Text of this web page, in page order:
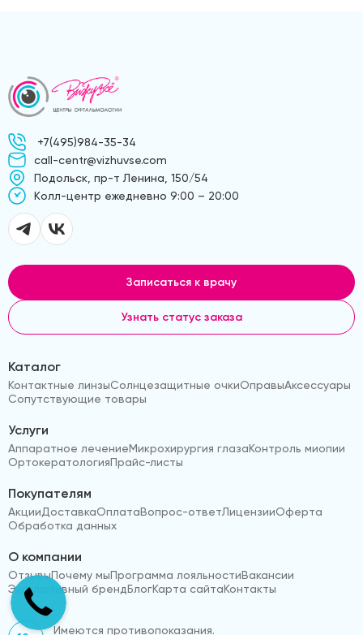
+7(495)984-35-34
call-centr@vizhuvse.com
Подольск, пр-т Ленина, 150/54
Kолл-центр ежедневно 9:00 – 20:00
Записаться к врачу
Узнать статус заказа
Каталог
Контактные линзыСолнцезащитные очкиОправыАксессуары
Сопутствующие товары
Услуги
Аппаратное лечениеМикрохирургия глазаКонтроль миопии
ОртокератологияПрайс-листы
Покупателям
АкцииДоставкаОплатаВопрос-ответЛицензииОферта
Обработка данных
О компании
ОтзывыПочему мыПрограмма лояльностиВакансии
Эксклюзивный брендБлогКарта сайтаКонтакты
Имеются противопоказания.